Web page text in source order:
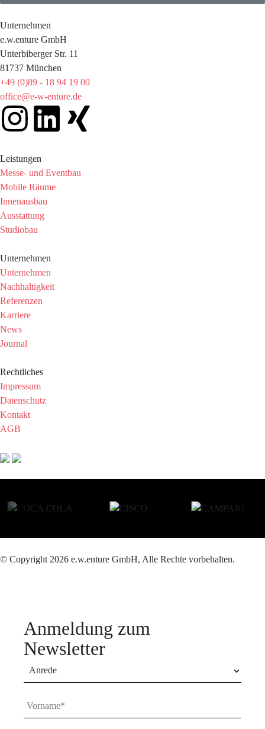
Unternehmen
e.w.enture GmbH
Unterbiberger Str. 11
81737 München
+49 (0)89 - 18 94 19 00
office@e-w-enture.de
Leistungen
Messe- und Eventbau
Mobile Räume
Innenausbau
Ausstattung
Studiobau
Unternehmen
Unternehmen
Nachhaltigkeit
Referenzen
Karriere
News
Journal
Rechtliches
Impressum
Datenschutz
Kontakt
AGB
© Copyright 2026 e.w.enture GmbH, Alle Rechte vorbehalten.
Anmeldung zum
Newsletter